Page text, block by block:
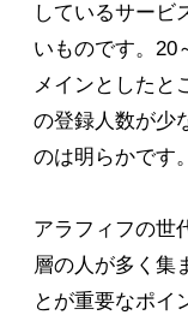
しているサービ
いものです。20
メインとしたと
の登録人数が少
のは明らかです。
アラフィフの世
層の人が多く集
とが重要なポイ